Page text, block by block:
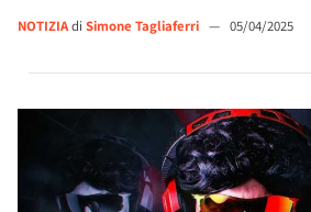
NOTIZIAdi Simone Tagliaferri — 05/04/2025